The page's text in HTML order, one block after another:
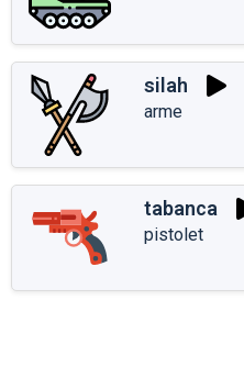
silah
arme
tabanca
pistolet